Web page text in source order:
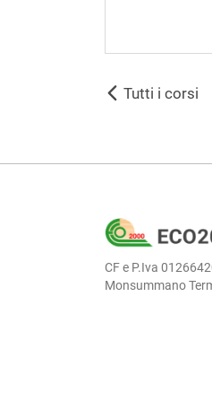
Tutti i corsi
CF e P.Iva
Monsummano